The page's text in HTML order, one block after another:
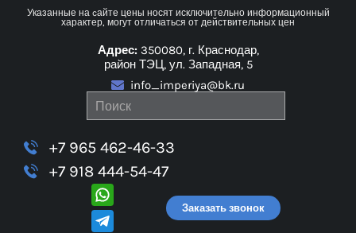
Указанные на cайте цены носят исключительно информационный
характер, могут отличаться от действительных цен
Адрес:350080, г. Краснодар,
район ТЭЦ, ул. Западная, 5
info_imperiya@bk.ru
+7 965 462-46-33
+7 918 444-54-47
Заказать звонок